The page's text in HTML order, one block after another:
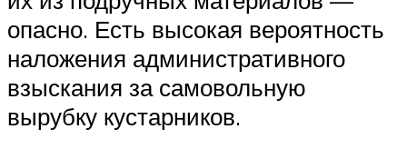
опасно. Есть высокая вероятность
наложения административного
взыскания за самовольную
вырубку кустарников.